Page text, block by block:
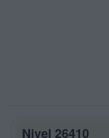
Nivel 26410